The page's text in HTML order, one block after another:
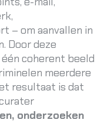
– om aanvallen in
. Door deze
coherent beeld
meerdere
resultaat is dat
onderzoeken